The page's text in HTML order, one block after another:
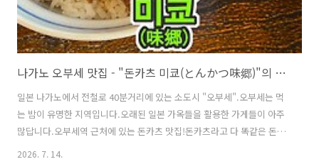
나가노 오부세 맛집 - "돈카츠 미쿄(とんかつ味郷)"의 카츠동!
일본 나가노에서 전철로 40분거리에 있는 소도시 "오부세".오부세는 먹
는 밤이 유명한 지역입니다.오래된 일본 가옥들을 활용한 가게들이 아주
많답니다.오부세역 근처에 있는 돈카츠 맛집!돈카츠라고 다 똑같은 돈카
츠가 아닙니다.나가노에서는 소스 카츠동을 먹어줘야 합니다.카츠동이
2026. 7. 14.